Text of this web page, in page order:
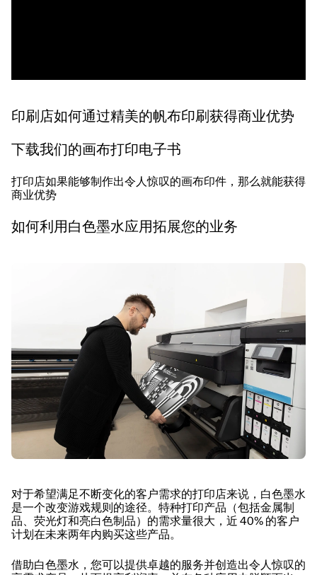
印刷店如何通过精美的帆布印刷获得商业优势
下载我们的画布打印电子书
打印店如果能够制作出令人惊叹的画布印件，那么就能获得
商业优势
如何利用白色墨水应用拓展您的业务
对于希望满足不断变化的客户需求的打印店来说，白色墨水
是一个改变游戏规则的途径。特种打印产品（包括金属制
品、荧光灯和亮白色制品）的需求量很大，近 40% 的客户
计划在未来两年内购买这些产品。
借助白色墨水，您可以提供卓越的服务并创造出令人惊叹的